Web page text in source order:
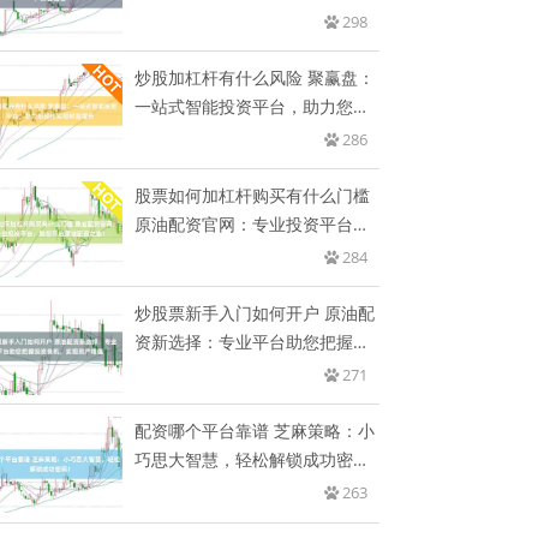
298
炒股加杠杆有什么风险 聚赢盘：
一站式智能投资平台，助力您轻
286
股票如何加杠杆购买有什么门槛
原油配资官网：专业投资平台，
284
炒股票新手入门如何开户 原油配
资新选择：专业平台助您把握投
271
配资哪个平台靠谱 芝麻策略：小
巧思大智慧，轻松解锁成功密
263